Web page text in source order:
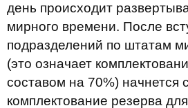
день происходит
мирного времени. После
подразделений по штатам
(это означает
составом на 70%) начнется
комплектование резерва